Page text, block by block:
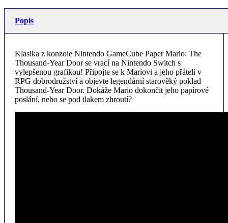
Popis
Klasika z konzole Nintendo GameCube Paper Mario: The
Thousand-Year Door se vrací na Nintendo Switch s
vylepšenou grafikou! Připojte se k Mariovi a jeho přáteli v
RPG dobrodružství a objevte legendární starověký poklad
Thousand-Year Door. Dokáže Mario dokončit jeho papírové
poslání, nebo se pod tlakem zhroutí?